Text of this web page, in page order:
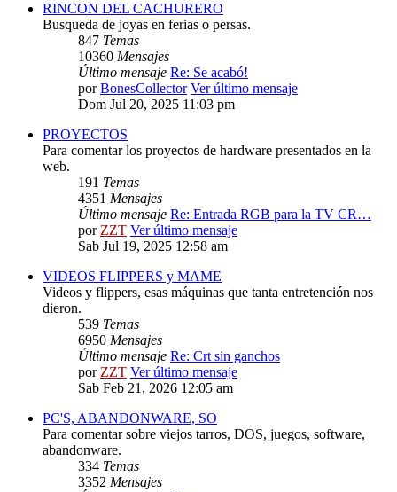
RINCON DEL CACHURERO
Busqueda de joyas en ferias o persas.
847 Temas
10360 Mensajes
Último mensaje Re: Se acabó!
porBonesCollector Ver último mensaje
Dom Jul 20, 2025 11:03 pm
PROYECTOS
Para comentar los proyectos de hardware presentados en la
web.
191 Temas
4351 Mensajes
Último mensaje Re: Entrada RGB para la TV CR…
porZZT Ver último mensaje
Sab Jul 19, 2025 12:58 am
VIDEOS FLIPPERS y MAME
Videos y flippers, esas máquinas que tanta entretención nos
dieron.
539 Temas
6950 Mensajes
Último mensaje Re: Crt sin ganchos
porZZT Ver último mensaje
Sab Feb 21, 2026 12:05 am
PC'S, ABANDONWARE, SO
Para comentar sobre viejos tarros, DOS, juegos, software,
abandonware.
334 Temas
3352 Mensajes